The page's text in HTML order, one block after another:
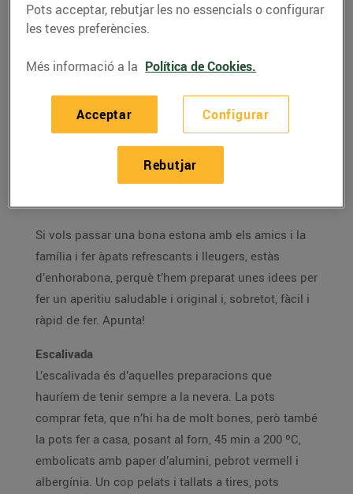
5 aperitius saludables
que pots preparar en
menys de 10 minuts
19/de setembre/2021
Et proposem maneres originals de fer un pica-pica
que et permeten aprofitar el temps lliure de la millor
Si vols passar una bona estona amb els amics i la
família i fer àpats refrescants i lleugers, estàs
d’enhorabona, perquè t’hem preparat unes idees per
fer un aperitiu saludable i original i, sobretot, fàcil i
ràpid de fer. Apunta!
Escalivada
L’escalivada és d’aquelles preparacions que
hauríem de tenir sempre a la nevera. La pots
comprar feta, que n’hi ha de molt bones, però també
la pots fer a casa, posant al forn, 45 min a 200 ºC,
embolicats amb paper d’alumini, pebrot vermell i
albergínia. Un cop pelats i tallats a tires, pots
Pots acceptar, rebutjar les no essencials o configurar
les teves preferències.
Més informació a la Política de Cookies.
Configurar
Rebutjar
Acceptar